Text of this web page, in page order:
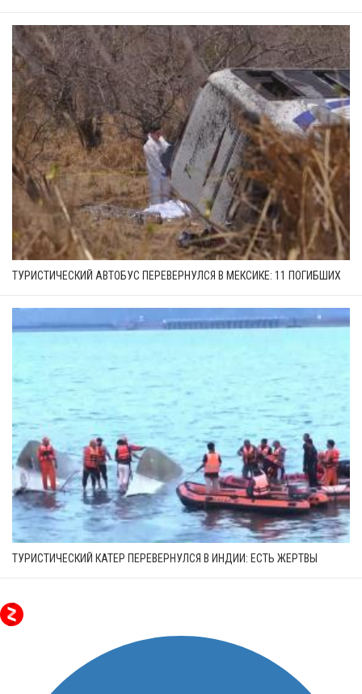
ТУРИСТИЧЕСКИЙ АВТОБУС ПЕРЕВЕРНУЛСЯ В МЕКСИКЕ: 11 ПОГИБШИХ
ТУРИСТИЧЕСКИЙ КАТЕР ПЕРЕВЕРНУЛСЯ В ИНДИИ: ЕСТЬ ЖЕРТВЫ